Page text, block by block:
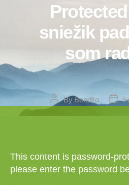
sniežik
som
Post
author
By Bendžo
Post
This content is password-
please enter the password